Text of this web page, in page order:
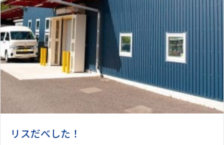
リスだべした！